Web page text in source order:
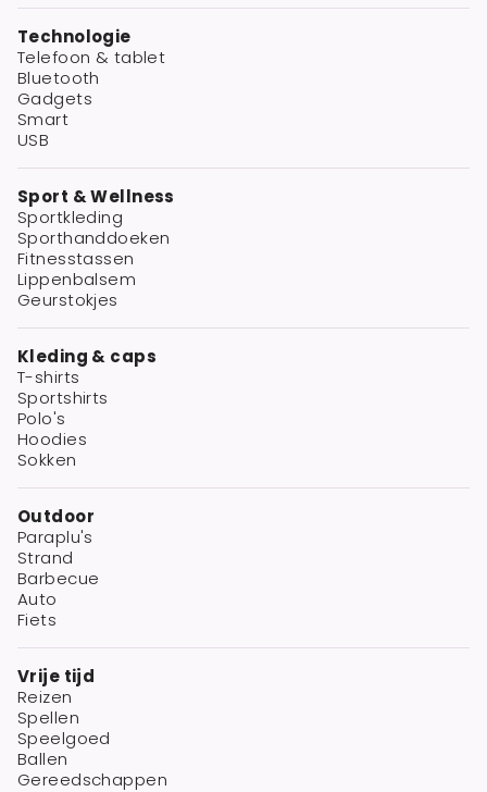
Technologie
Telefoon & tablet
Bluetooth
Gadgets
Smart
USB
Sport & Wellness
Sportkleding
Sporthanddoeken
Fitnesstassen
Lippenbalsem
Geurstokjes
Kleding & caps
T-shirts
Sportshirts
Polo's
Hoodies
Sokken
Outdoor
Paraplu's
Strand
Barbecue
Auto
Fiets
Vrije tijd
Reizen
Spellen
Speelgoed
Ballen
Gereedschappen